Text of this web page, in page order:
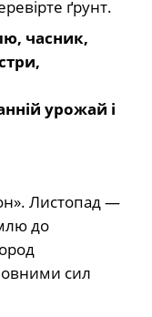
ґрунт.
часник,
урожай і
Листопад —
до
сил